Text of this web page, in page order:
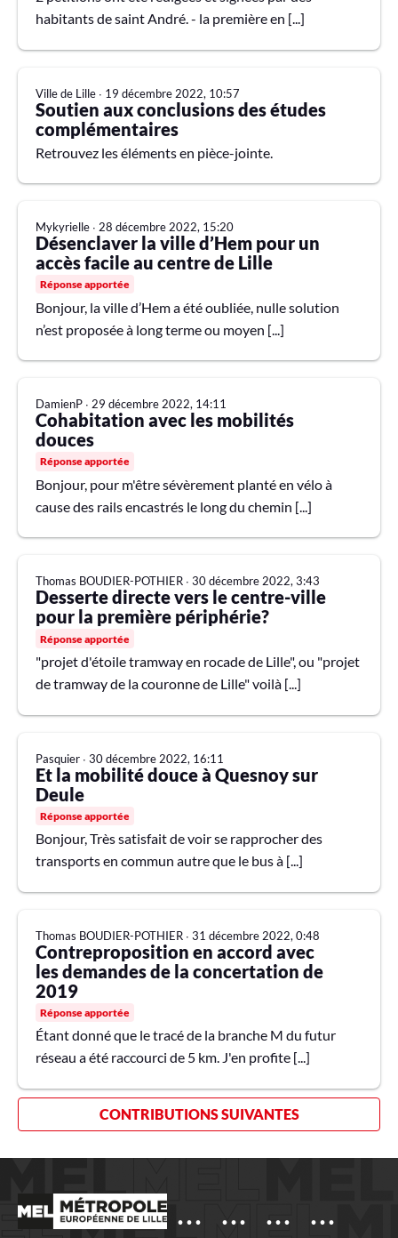
habitants de saint André. - la première en [...]
Ville de Lille ∙ 19 décembre 2022, 10:57
Soutien aux conclusions des études
complémentaires
Retrouvez les éléments en pièce-jointe.
Mykyrielle ∙ 28 décembre 2022, 15:20
Désenclaver la ville d’Hem pour un
accès facile au centre de Lille
Réponse apportée
Bonjour, la ville d’Hem a été oubliée, nulle solution
n’est proposée à long terme ou moyen [...]
DamienP ∙ 29 décembre 2022, 14:11
Cohabitation avec les mobilités
douces
Réponse apportée
Bonjour, pour m'être sévèrement planté en vélo à
cause des rails encastrés le long du chemin [...]
Thomas BOUDIER-POTHIER ∙ 30 décembre 2022, 3:43
Desserte directe vers le centre-ville
pour la première périphérie?
Réponse apportée
"projet d'étoile tramway en rocade de Lille", ou "projet
de tramway de la couronne de Lille" voilà [...]
Pasquier ∙ 30 décembre 2022, 16:11
Et la mobilité douce à Quesnoy sur
Deule
Réponse apportée
Bonjour, Très satisfait de voir se rapprocher des
transports en commun autre que le bus à [...]
Thomas BOUDIER-POTHIER ∙ 31 décembre 2022, 0:48
Contreproposition en accord avec
les demandes de la concertation de
2019
Réponse apportée
Étant donné que le tracé de la branche M du futur
réseau a été raccourci de 5 km. J'en profite [...]
CONTRIBUTIONS SUIVANTES